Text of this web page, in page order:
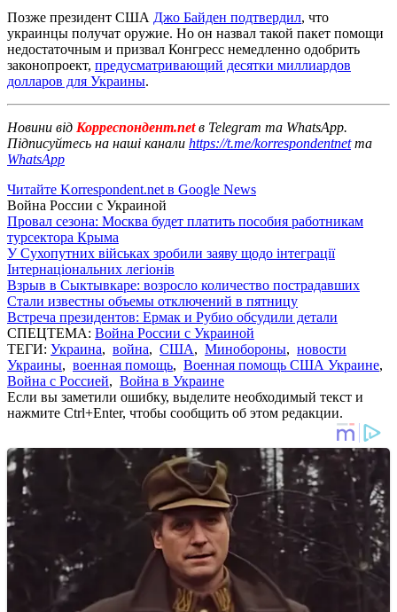
Позже президент США Джо Байден подтвердил, что
украинцы получат оружие. Но он назвал такой пакет помощи
недостаточным и призвал Конгресс немедленно одобрить
законопроект, предусматривающий десятки миллиардов
долларов для Украины.
Новини від Корреспондент.netв Telegram та WhatsApp.
Підписуйтесь на наші канали https://t.me/korrespondentnetта
WhatsApp
Читайте Korrespondent.net в Google News
Война России с Украиной
Провал сезона: Москва будет платить пособия работникам
турсектора Крыма
У Сухопутних військах зробили заяву щодо інтеграції
Інтернаціональних легіонів
Взрыв в Сыктывкаре: возросло количество пострадавших
Стали известны объемы отключений в пятницу
Встреча президентов: Ермак и Рубио обсудили детали
СПЕЦТЕМА: Война России с Украиной
ТЕГИ: Украина, война, США, Минобороны, новости
Украины, военная помощь, Военная помощь США Украине,
Война с Россией, Война в Украине
Если вы заметили ошибку, выделите необходимый текст и
нажмите Ctrl+Enter, чтобы сообщить об этом редакции.